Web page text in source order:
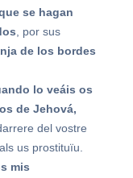
se hagan
, por sus
de los bordes
lo veáis os
de Jehová,
del vostre
us prostituïu.
mis